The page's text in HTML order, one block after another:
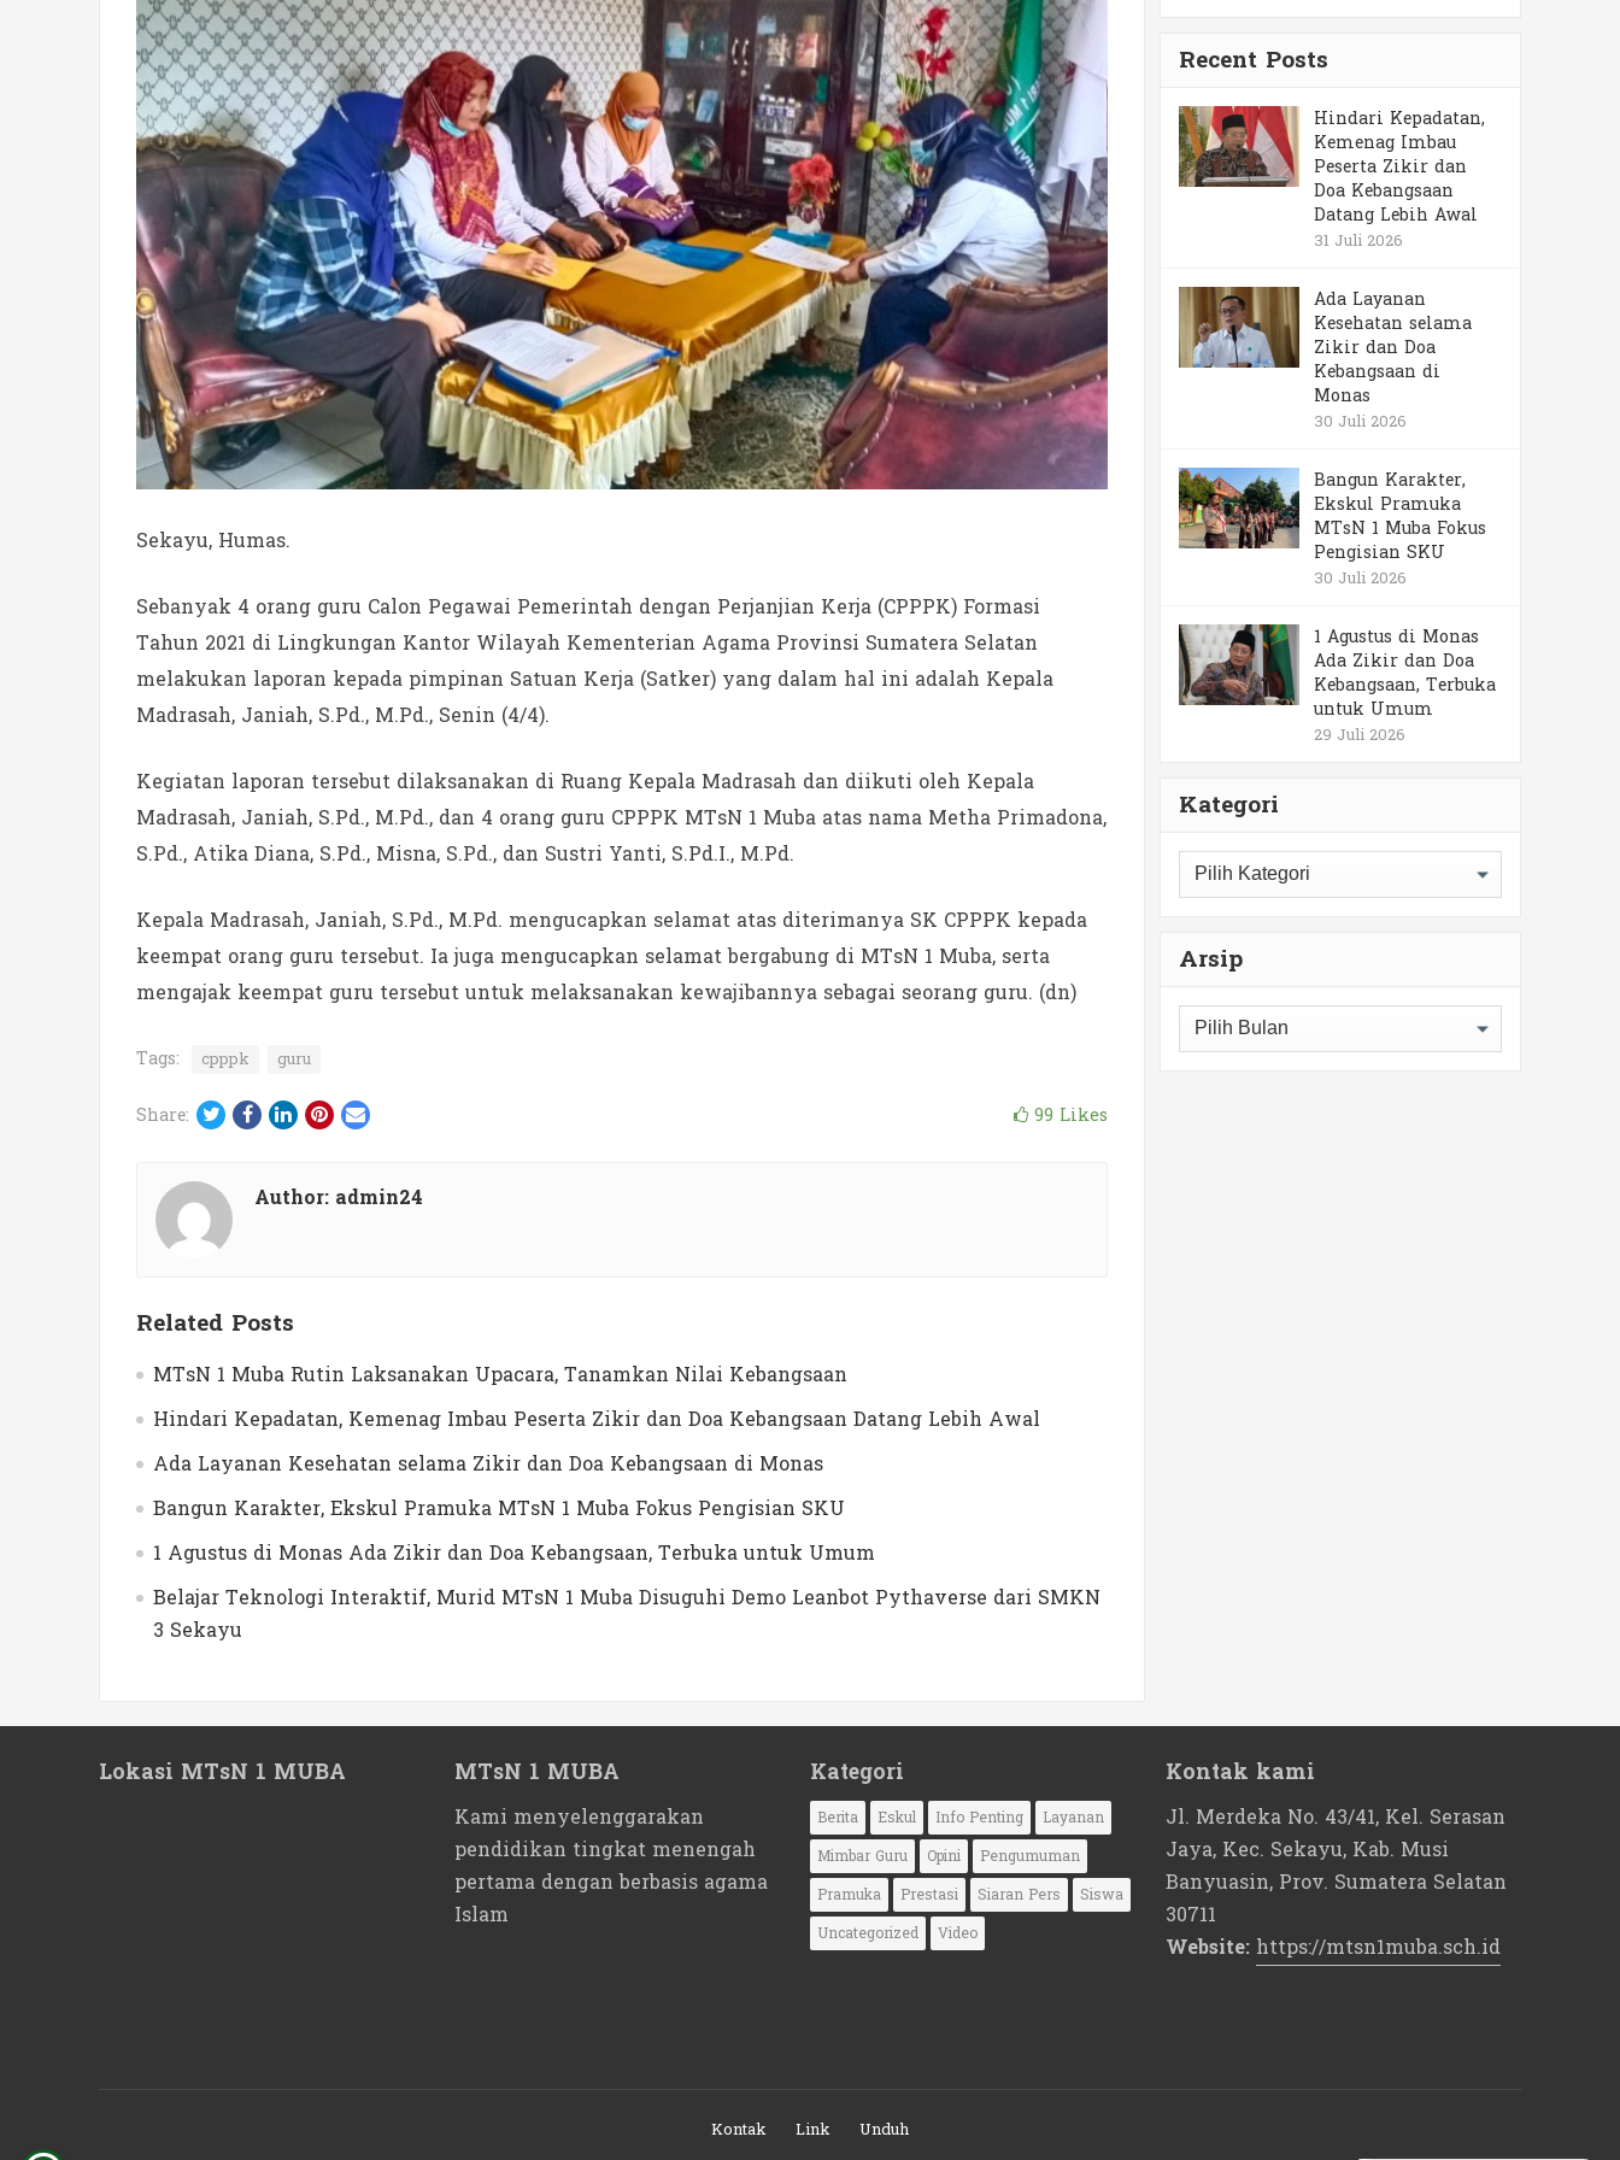
Sekayu, Humas.
Sebanyak 4 orang guru Calon Pegawai Pemerintah dengan Perjanjian Kerja (CPPPK) Formasi
Tahun 2021 di Lingkungan Kantor Wilayah Kementerian Agama Provinsi Sumatera Selatan
melakukan laporan kepada pimpinan Satuan Kerja (Satker) yang dalam hal ini adalah Kepala
Madrasah, Janiah, S.Pd., M.Pd., Senin (4/4).
Kegiatan laporan tersebut dilaksanakan di Ruang Kepala Madrasah dan diikuti oleh Kepala
Madrasah, Janiah, S.Pd., M.Pd., dan 4 orang guru CPPPK MTsN 1 Muba atas nama Metha Primadona,
S.Pd., Atika Diana, S.Pd., Misna, S.Pd., dan Sustri Yanti, S.Pd.I., M.Pd.
Kepala Madrasah, Janiah, S.Pd., M.Pd. mengucapkan selamat atas diterimanya SK CPPPK kepada
keempat orang guru tersebut. Ia juga mengucapkan selamat bergabung di MTsN 1 Muba, serta
mengajak keempat guru tersebut untuk melaksanakan kewajibannya sebagai seorang guru. (dn)
Tags: cpppk guru
Share: Twitter
Facebook
LinkedIn
Pinterest
Email 99 Likes
Author: admin24
Related Posts
MTsN 1 Muba Rutin Laksanakan Upacara, Tanamkan Nilai Kebangsaan
Hindari Kepadatan, Kemenag Imbau Peserta Zikir dan Doa Kebangsaan Datang Lebih Awal
Ada Layanan Kesehatan selama Zikir dan Doa Kebangsaan di Monas
Bangun Karakter, Ekskul Pramuka MTsN 1 Muba Fokus Pengisian SKU
1 Agustus di Monas Ada Zikir dan Doa Kebangsaan, Terbuka untuk Umum
Belajar Teknologi Interaktif, Murid MTsN 1 Muba Disuguhi Demo Leanbot Pythaverse dari SMKN
3 Sekayu
Recent Posts
Hindari Kepadatan,
Kemenag Imbau
Peserta Zikir dan
Doa Kebangsaan
Datang Lebih Awal
31 Juli 2026
Ada Layanan
Kesehatan selama
Zikir dan Doa
Kebangsaan di
Monas
30 Juli 2026
Bangun Karakter,
Ekskul Pramuka
MTsN 1 Muba Fokus
Pengisian SKU
30 Juli 2026
1 Agustus di Monas
Ada Zikir dan Doa
Kebangsaan, Terbuka
untuk Umum
29 Juli 2026
Kategori
Kategori
Arsip
Arsip
Lokasi MTsN 1 MUBA MTsN 1 MUBA
Kami menyelenggarakan
pendidikan tingkat menengah
pertama dengan berbasis agama
Islam
Kategori
Berita Eskul Info Penting
Layanan
Mimbar Guru
Opini
Pengumuman
Pramuka
Prestasi Siaran Pers
Siswa
Uncategorized
Video
Kontak kami
Jl. Merdeka No. 43/41, Kel. Serasan
Jaya, Kec. Sekayu, Kab. Musi
Banyuasin, Prov. Sumatera Selatan
30711
Website: https://mtsn1muba.sch.id
Kontak Link
Unduh